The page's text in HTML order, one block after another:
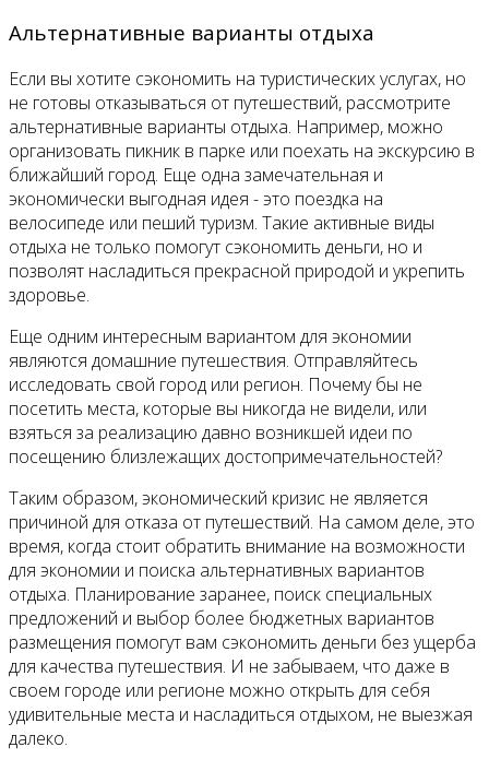
Альтернативные варианты отдыха
Если вы хотите сэкономить на туристических услугах, но
не готовы отказываться от путешествий, рассмотрите
альтернативные варианты отдыха. Например, можно
организовать пикник в парке или поехать на экскурсию в
ближайший город. Еще одна замечательная и
экономически выгодная идея - это поездка на
велосипеде или пеший туризм. Такие активные виды
отдыха не только помогут сэкономить деньги, но и
позволят насладиться прекрасной природой и укрепить
здоровье.
Еще одним интересным вариантом для экономии
являются домашние путешествия. Отправляйтесь
исследовать свой город или регион. Почему бы не
посетить места, которые вы никогда не видели, или
взяться за реализацию давно возникшей идеи по
посещению близлежащих достопримечательностей?
Таким образом, экономический кризис не является
причиной для отказа от путешествий. На самом деле, это
время, когда стоит обратить внимание на возможности
для экономии и поиска альтернативных вариантов
отдыха. Планирование заранее, поиск специальных
предложений и выбор более бюджетных вариантов
размещения помогут вам сэкономить деньги без ущерба
для качества путешествия. И не забываем, что даже в
своем городе или регионе можно открыть для себя
удивительные места и насладиться отдыхом, не выезжая
далеко.